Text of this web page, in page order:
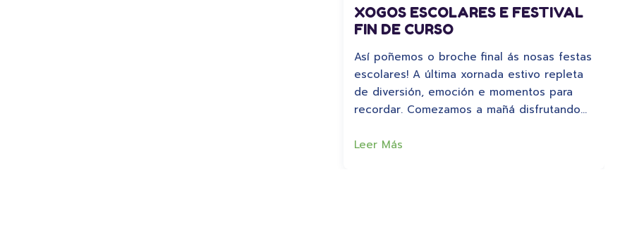
XOGOS ESCOLARES E FESTIVAL
FIN DE CURSO
Así poñemos o broche final ás nosas festas
escolares! A última xornada estivo repleta
de diversión, emoción e momentos para
recordar. Comezamos a mañá disfrutando…
Leer Más